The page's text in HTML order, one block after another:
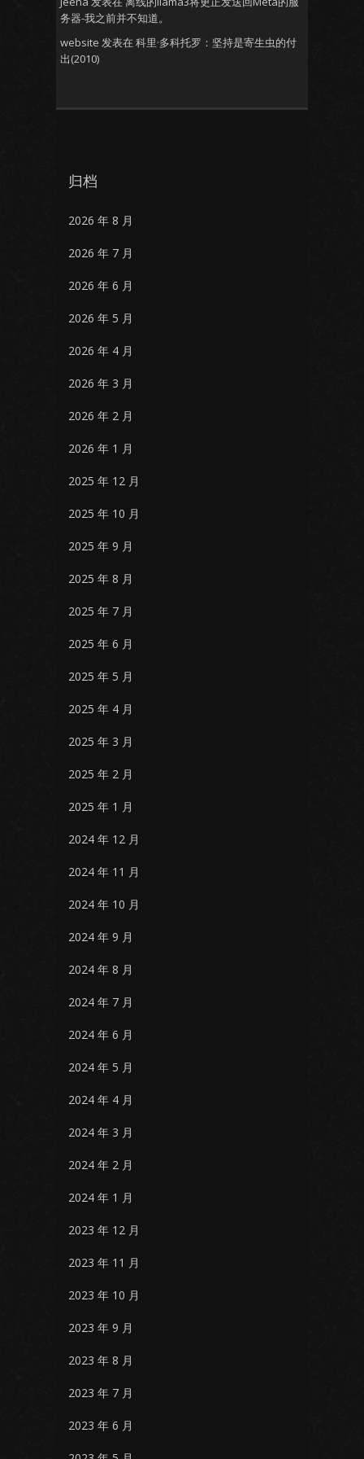
务器-我之前并不知道。
website 发表在 科里·多科托罗：坚持是寄生虫的付
出(2010)
归档
2026 年 8 月
2026 年 7 月
2026 年 6 月
2026 年 5 月
2026 年 4 月
2026 年 3 月
2026 年 2 月
2026 年 1 月
2025 年 12 月
2025 年 10 月
2025 年 9 月
2025 年 8 月
2025 年 7 月
2025 年 6 月
2025 年 5 月
2025 年 4 月
2025 年 3 月
2025 年 2 月
2025 年 1 月
2024 年 12 月
2024 年 11 月
2024 年 10 月
2024 年 9 月
2024 年 8 月
2024 年 7 月
2024 年 6 月
2024 年 5 月
2024 年 4 月
2024 年 3 月
2024 年 2 月
2024 年 1 月
2023 年 12 月
2023 年 11 月
2023 年 10 月
2023 年 9 月
2023 年 8 月
2023 年 7 月
2023 年 6 月